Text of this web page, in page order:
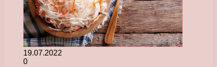
19.07.2022
0